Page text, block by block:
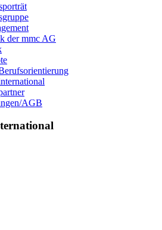
der mmc AG
AGB